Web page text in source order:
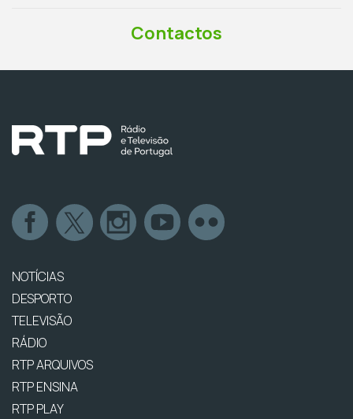
Contactos
NOTÍCIAS
DESPORTO
TELEVISÃO
RÁDIO
RTP ARQUIVOS
RTP ENSINA
RTP PLAY